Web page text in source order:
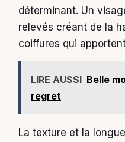
déterminant. Un
relevés créant de la
coiffures qui
LIRE AUSSI Belle
regret
La texture et la